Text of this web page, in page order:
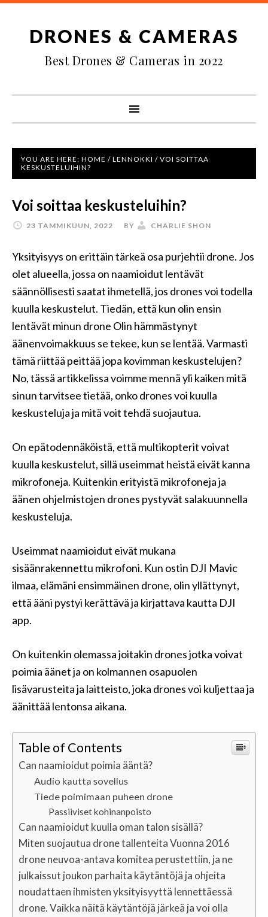
DRONES & CAMERAS
Best Drones & Cameras in 2022
YOU ARE HERE: HOME / LENNOKKI / VOI SOITTAA
KESKUSTELUIHIN?
Voi soittaa keskusteluihin?
23 TAMMIKUUN, 2022 BY CHARLIE SHON
Yksityisyys on erittäin tärkeä osa purjehtii drone. Jos
olet alueella, jossa on naamioidut lentävät
säännöllisesti saatat ihmetellä, jos drones voi todella
kuulla keskustelut. Tiedän, että kun olin ensin
lentävät minun drone Olin hämmästynyt
äänenvoimakkuus se tekee, kun se lentää. Varmasti
tämä riittää peittää jopa kovimman keskustelujen?
No, tässä artikkelissa voimme mennä yli kaiken mitä
sinun tarvitsee tietää, onko drones voi kuulla
keskusteluja ja mitä voit tehdä suojautua.
On epätodennäköistä, että multikopterit voivat
kuulla keskustelut, sillä useimmat heistä eivät kanna
mikrofoneja. Kuitenkin erityistä mikrofoneja ja
äänen ohjelmistojen drones pystyvät salakuunnella
keskusteluja.
Useimmat naamioidut eivät mukana
sisäänrakennettu mikrofoni. Kun ostin DJI Mavic
ilmaa, elämäni ensimmäinen drone, olin yllättynyt,
että ääni pystyi kerättävä ja kirjattava kautta DJI
app.
On kuitenkin olemassa joitakin drones jotka voivat
poimia äänet ja on kolmannen osapuolen
lisävarusteita ja laitteisto, joka drones voi kuljettaa ja
äänittää lentonsa aikana.
Table of Contents
Can naamioidut poimia ääntä?
Audio kautta sovellus
Tiede poimimaan puheen drone
Passiiviset kohinanpoisto
Can naamioidut kuulla oman talon sisällä?
Miten suojautua drone tallenteita Vuonna 2016
drone neuvoa-antava komitea perustettiin, ja ne
julkaissut joukon parhaita käytäntöjä ja ohjeita
noudattaen ihmisten yksityisyyttä lennettäessä
drone. Vaikka näitä käytäntöjä järkeä ja voi olla